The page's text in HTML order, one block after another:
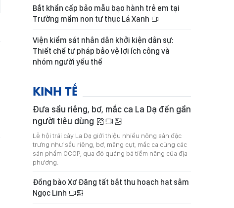
Bắt khẩn cấp bảo mẫu bạo hành trẻ em tại
Trường mầm non tư thục Lá Xanh
Viện kiểm sát nhân dân khởi kiện dân sự:
Thiết chế tư pháp bảo vệ lợi ích công và
nhóm người yếu thế
KINH TẾ
Đưa sầu riêng, bơ, mắc ca La Dạ đến gần
người tiêu dùng
Lễ hội trái cây La Dạ giới thiệu nhiều nông sản đặc
trưng như sầu riêng, bơ, măng cụt, mắc ca cùng các
sản phẩm OCOP, qua đó quảng bá tiềm năng của địa
phương.
Đồng bào Xơ Đăng tất bật thu hoạch hạt sâm
Ngọc Linh